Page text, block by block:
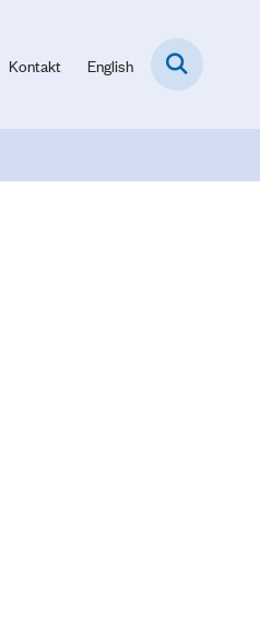
Kontakt English